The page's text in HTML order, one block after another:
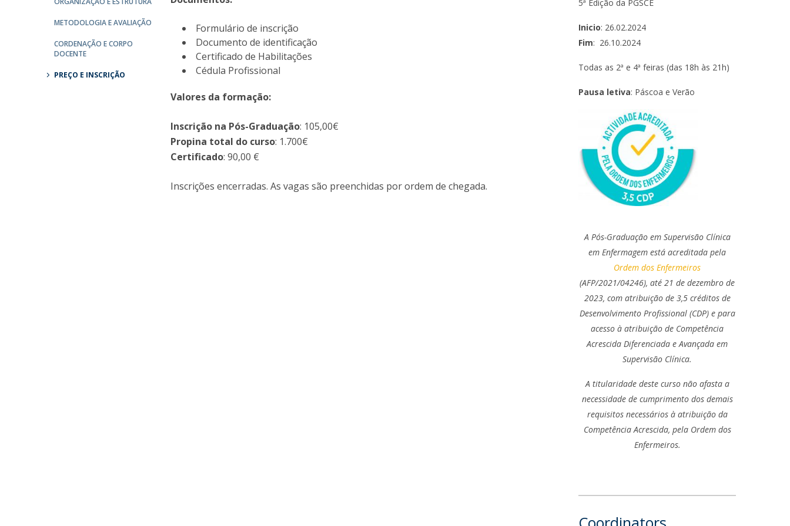
Transform4Europe
UCP2 Mental Health
METODOLOGIA E AVALIAÇÃO
CORDENAÇÃO E CORPO
DOCENTE
PREÇO E INSCRIÇÃO
Formulário de inscrição
Documento de identificação
Certificado de Habilitações
Cédula Profissional
Valores da formação:
Inscrição na Pós-Graduação: 105,00€
Propina total do curso: 1.700€
Certificado: 90,00 €
Inscrições encerradas. As vagas são preenchidas por ordem de chegada.
5ª Edição da PGSCE
Inicio: 26.02.2024
Fim: 26.10.2024
Todas as 2ª e 4ª feiras (das 18h às 21h)
Pausa letiva: Páscoa e Verão
A Pós-Graduação em Supervisão Clínica
em Enfermagem está acreditada pela
Ordem dos Enfermeiros
(AFP/2021/04246), até 21 de dezembro de
2023, com atribuição de 3,5 créditos de
Desenvolvimento Profissional (CDP) e para
acesso à atribuição de Competência
Acrescida Diferenciada e Avançada em
Supervisão Clínica.
A titularidade deste curso não afasta a
necessidade de cumprimento dos demais
requisitos necessários à atribuição da
Competência Acrescida, pela Ordem dos
Enfermeiros.